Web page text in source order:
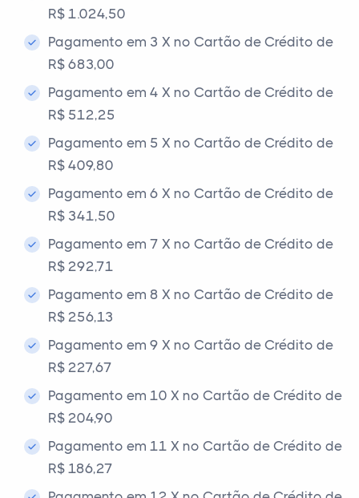
R$ 1.024,50
Pagamento em 3 X no Cartão de Crédito de
R$ 683,00
Pagamento em 4 X no Cartão de Crédito de
R$ 512,25
Pagamento em 5 X no Cartão de Crédito de
R$ 409,80
Pagamento em 6 X no Cartão de Crédito de
R$ 341,50
Pagamento em 7 X no Cartão de Crédito de
R$ 292,71
Pagamento em 8 X no Cartão de Crédito de
R$ 256,13
Pagamento em 9 X no Cartão de Crédito de
R$ 227,67
Pagamento em 10 X no Cartão de Crédito de
R$ 204,90
Pagamento em 11 X no Cartão de Crédito de
R$ 186,27